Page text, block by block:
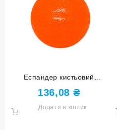
Еспандер кистьовий
КУЛЬКА оранжевий DQ-W-
Oranqe
136,08 ₴
Додати в кошик